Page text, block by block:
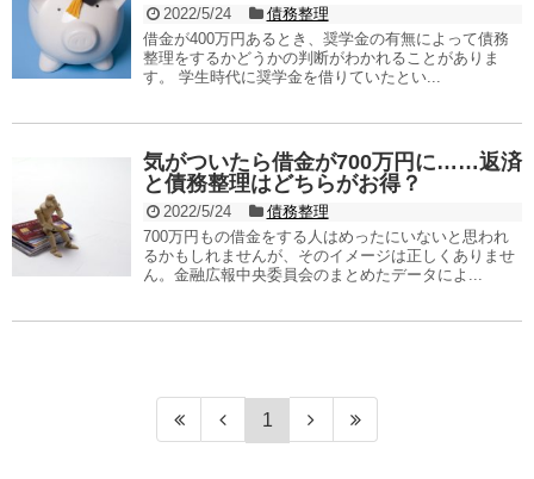
2022/5/24
債務整理
借金が400万円あるとき、奨学金の有無によって債務
整理をするかどうかの判断がわかれることがありま
す。 学生時代に奨学金を借りていたとい...
気がついたら借金が700万円に……返済
と債務整理はどちらがお得？
2022/5/24
債務整理
700万円もの借金をする人はめったにいないと思われ
るかもしれませんが、そのイメージは正しくありませ
ん。金融広報中央委員会のまとめたデータによ...
1